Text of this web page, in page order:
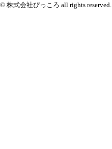
© 株式会社ぴっころ all rights reserved.